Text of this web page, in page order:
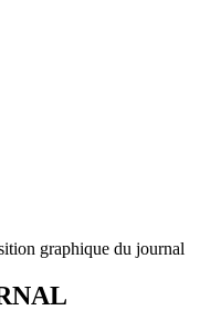
graphique du journal